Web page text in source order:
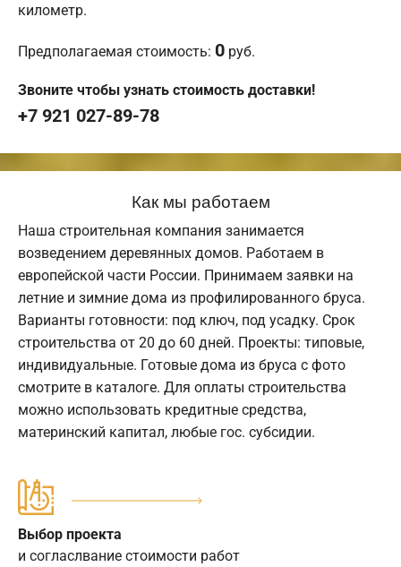
километр.
Предполагаемая стоимость: 0 руб.
Звоните чтобы узнать стоимость доставки!
+7 921 027-89-78
Как мы работаем
Наша строительная компания занимается
возведением деревянных домов. Работаем в
европейской части России. Принимаем заявки на
летние и зимние дома из профилированного бруса.
Варианты готовности: под ключ, под усадку. Срок
строительства от 20 до 60 дней. Проекты: типовые,
индивидуальные. Готовые дома из бруса с фото
смотрите в каталоге. Для оплаты строительства
можно использовать кредитные средства,
материнский капитал, любые гос. субсидии.
Выбор проекта
и согласлвание стоимости работ